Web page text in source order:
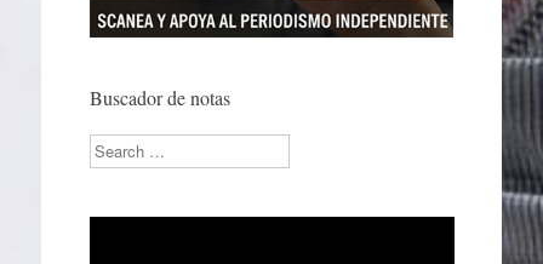
Buscador de notas
Search